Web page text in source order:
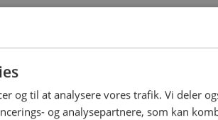
og til at analysere vores trafik. Vi deler
og analysepartnere, som kan